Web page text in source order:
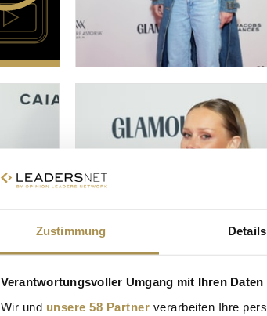
Zustimmung Details
Verantwortungsvoller Umgang mit Ihren Daten
Wir und unsere 58 Partner verarbeiten Ihre